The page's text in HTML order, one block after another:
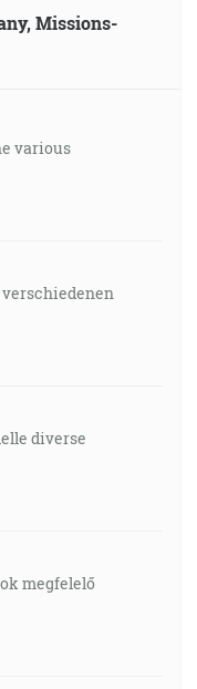
Missions-
various
diverse
megfelelő